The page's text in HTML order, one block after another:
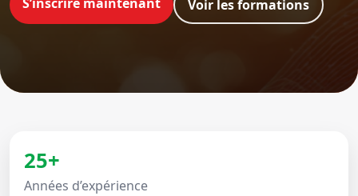
Voir les formations
25+
Années d’expérience